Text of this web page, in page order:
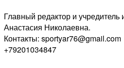
Главный редактор и
Анастасия Николаевна.
Контакты: sportyar76@gmail.com
+79201034847